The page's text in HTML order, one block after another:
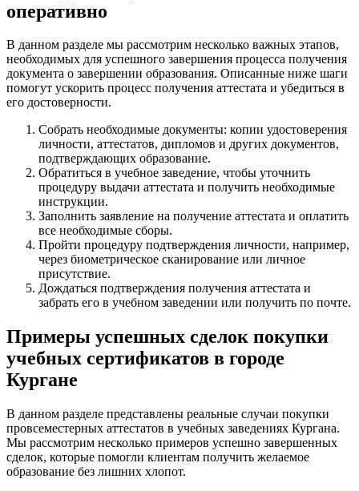
оперативно
В данном разделе мы рассмотрим несколько важных этапов,
необходимых для успешного завершения процесса получения
документа о завершении образования. Описанные ниже шаги
помогут ускорить процесс получения аттестата и убедиться в
его достоверности.
Собрать необходимые документы: копии удостоверения
личности, аттестатов, дипломов и других документов,
подтверждающих образование.
Обратиться в учебное заведение, чтобы уточнить
процедуру выдачи аттестата и получить необходимые
инструкции.
Заполнить заявление на получение аттестата и оплатить
все необходимые сборы.
Пройти процедуру подтверждения личности, например,
через биометрическое сканирование или личное
присутствие.
Дождаться подтверждения получения аттестата и
забрать его в учебном заведении или получить по почте.
Примеры успешных сделок покупки
учебных сертификатов в городе
Кургане
В данном разделе представлены реальные случаи покупки
провсеместерных аттестатов в учебных заведениях Кургана.
Мы рассмотрим несколько примеров успешно завершенных
сделок, которые помогли клиентам получить желаемое
образование без лишних хлопот.